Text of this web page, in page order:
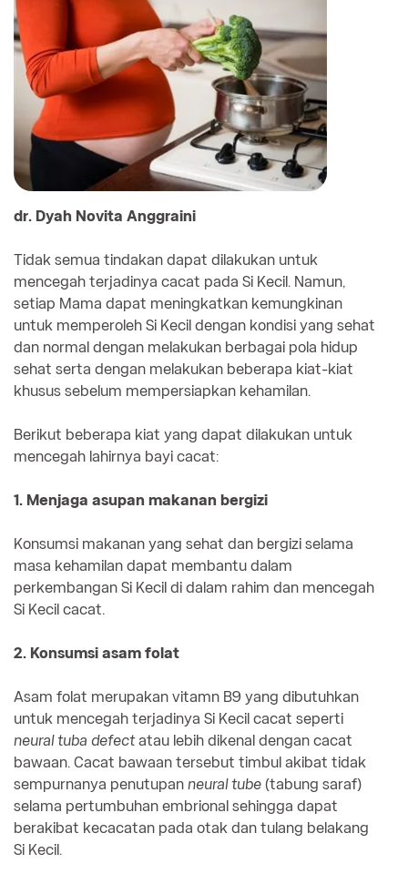
dr. Dyah Novita Anggraini
Tidak semua tindakan dapat dilakukan untuk
mencegah terjadinya cacat pada Si Kecil. Namun,
setiap Mama dapat meningkatkan kemungkinan
untuk memperoleh Si Kecil dengan kondisi yang sehat
dan normal dengan melakukan berbagai pola hidup
sehat serta dengan melakukan beberapa kiat-kiat
khusus sebelum mempersiapkan kehamilan.
Berikut beberapa kiat yang dapat dilakukan untuk
mencegah lahirnya bayi cacat:
1. Menjaga asupan makanan bergizi
Konsumsi makanan yang sehat dan bergizi selama
masa kehamilan dapat membantu dalam
perkembangan Si Kecil di dalam rahim dan mencegah
Si Kecil cacat.
2. Konsumsi asam folat
Asam folat merupakan vitamn B9 yang dibutuhkan
untuk mencegah terjadinya Si Kecil cacat seperti
neural tuba defectatau lebih dikenal dengan cacat
bawaan. Cacat bawaan tersebut timbul akibat tidak
sempurnanya penutupan neural tube (tabung saraf)
selama pertumbuhan embrional sehingga dapat
berakibat kecacatan pada otak dan tulang belakang
Si Kecil.